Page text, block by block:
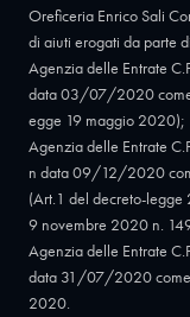
Oreficeria Enrico Sali
di aiuti erogati da parte
Agenzia delle Entrate
data 03/07/2020 come
egge 19 maggio 2020);
Agenzia delle Entrate
n data 09/12/2020
(Art.1 del decreto-
9 novembre 2020 n.
Agenzia delle Entrate
data 31/07/2020 come
2020.